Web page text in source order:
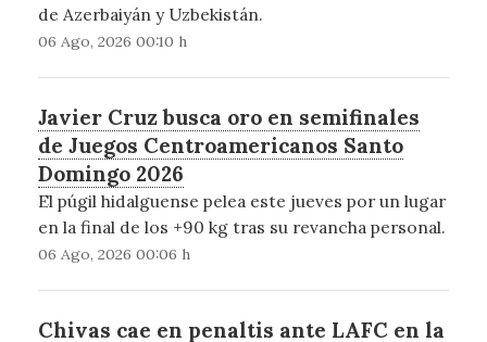
de Azerbaiyán y Uzbekistán.
06 Ago, 2026 00:10 h
Javier Cruz busca oro en semifinales
de Juegos Centroamericanos Santo
Domingo 2026
El púgil hidalguense pelea este jueves por un lugar
en la final de los +90 kg tras su revancha personal.
06 Ago, 2026 00:06 h
Chivas cae en penaltis ante LAFC en la